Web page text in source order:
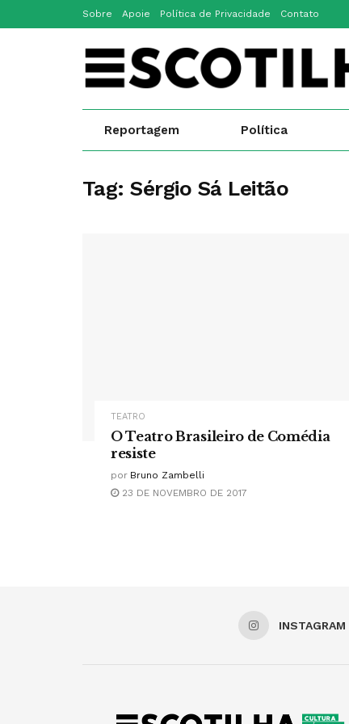
Sobre Apoie Política de Privacidade Contato
Reportagem Política
Tag:Sérgio Sá Leitão
TEATRO
O Teatro Brasileiro de Comédia
resiste
por Bruno Zambelli
23 DE NOVEMBRO DE 2017
INSTAGRAM